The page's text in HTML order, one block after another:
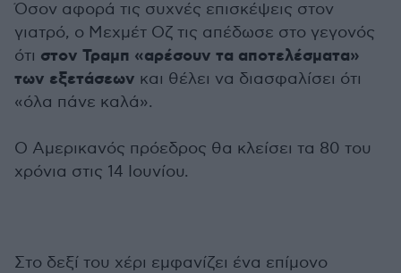
Όσον αφορά τις συχνές επισκέψεις στον
γιατρό, ο Μεχμέτ Οζ τις απέδωσε στο γεγονός
ότι στον Τραμπ «αρέσουν τα αποτελέσματα»
των εξετάσεων και θέλει να διασφαλίσει ότι
«όλα πάνε καλά».
Ο Αμερικανός πρόεδρος θα κλείσει τα 80 του
χρόνια στις 14 Ιουνίου.
Στο δεξί του χέρι εμφανίζει ένα επίμονο